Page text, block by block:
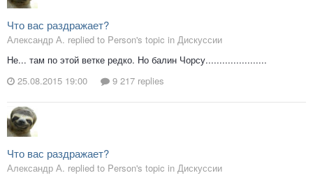
Что вас раздражает?
Александр А. replied to Person's topic in Дискуссии
Не... там по этой ветке редко. Но балин Чорсу......................
25.08.2015 19:00
9 217 replies
Что вас раздражает?
Александр А. replied to Person's topic in Дискуссии